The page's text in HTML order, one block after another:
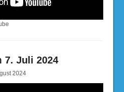
7. Juli 2024
2024